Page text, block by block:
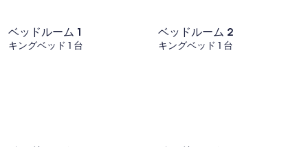
ュ
ー
ス
ロ
ー
ベッドルーム 1
キングベッド 1 台
ベッドルーム 2
キングベッド 1 台